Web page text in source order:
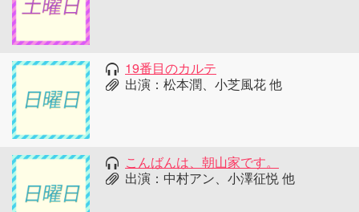
19番目のカルテ
出演：松本潤、小芝風花 他
こんばんは、朝山家です。
出演：中村アン、小澤征悦 他